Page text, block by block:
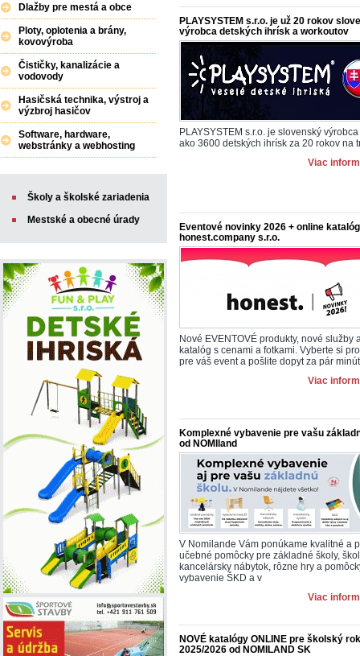
Dlažby pre mestá a obce
Ploty, oplotenia a brány,
kovovýroba
Čističky, kanalizácie a
vodovody
Hasičská technika, výstroj a
výzbroj hasičov
Software, hardware,
webstránky a webhosting
Školy a školské zariadenia
Mestské a obecné úrady
PLAYSYSTEM s.r.o. je už 20 rokov
výrobca detských ihrísk a workoutov
PLAYSYSTEM s.r.o. je slovenský
ako 3600 detských ihrísk za 20 rokov na
Viac
Eventové novinky 2026 + online
honest.company s.r.o.
Nové EVENTOVÉ produkty, nové služby
katalóg s cenami a fotkami. Vyberte si
pre váš event a pošlite dopyt za pár
Viac
Komplexné vybavenie pre vašu
od NOMIland
V Nomilande Vám ponúkame kvalitné a
učebné pomôcky pre základné školy,
kancelársky nábytok, rôzne hry a
vybavenie ŠKD a v
Viac
NOVÉ katalógy ONLINE pre školský rok
2025/2026 od NOMILAND SK